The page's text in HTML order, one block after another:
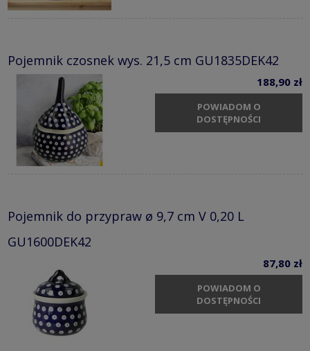
Pojemnik czosnek wys. 21,5 cm GU1835DEK42
188,90 zł
POWIADOM O
DOSTĘPNOŚCI
Pojemnik do przypraw ø 9,7 cm V 0,20 L
GU1600DEK42
87,80 zł
POWIADOM O
DOSTĘPNOŚCI